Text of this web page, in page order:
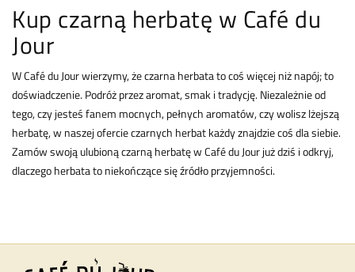
Kup czarną herbatę w Café du
Jour
W Café du Jour wierzymy, że czarna herbata to coś więcej niż napój; to
doświadczenie. Podróż przez aromat, smak i tradycję. Niezależnie od
tego, czy jesteś fanem mocnych, pełnych aromatów, czy wolisz lżejszą
herbatę, w naszej ofercie czarnych herbat każdy znajdzie coś dla siebie.
Zamów swoją ulubioną czarną herbatę w Café du Jour już dziś i odkryj,
dlaczego herbata to niekończące się źródło przyjemności.